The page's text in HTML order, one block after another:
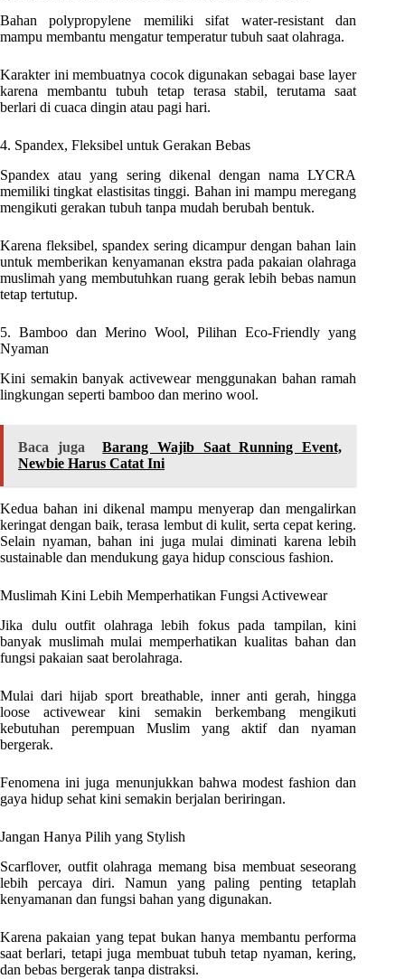
Bahan polypropylene memiliki sifat water-resistant dan
mampu membantu mengatur temperatur tubuh saat olahraga.
Karakter ini membuatnya cocok digunakan sebagai base layer
karena membantu tubuh tetap terasa stabil, terutama saat
berlari di cuaca dingin atau pagi hari.
4. Spandex, Fleksibel untuk Gerakan Bebas
Spandex atau yang sering dikenal dengan nama LYCRA
memiliki tingkat elastisitas tinggi. Bahan ini mampu meregang
mengikuti gerakan tubuh tanpa mudah berubah bentuk.
Karena fleksibel, spandex sering dicampur dengan bahan lain
untuk memberikan kenyamanan ekstra pada pakaian olahraga
muslimah yang membutuhkan ruang gerak lebih bebas namun
tetap tertutup.
5. Bamboo dan Merino Wool, Pilihan Eco-Friendly yang
Nyaman
Kini semakin banyak activewear menggunakan bahan ramah
lingkungan seperti bamboo dan merino wool.
Baca juga
Barang Wajib Saat Running Event,
Newbie Harus Catat Ini
Kedua bahan ini dikenal mampu menyerap dan mengalirkan
keringat dengan baik, terasa lembut di kulit, serta cepat kering.
Selain nyaman, bahan ini juga mulai diminati karena lebih
sustainable dan mendukung gaya hidup conscious fashion.
Muslimah Kini Lebih Memperhatikan Fungsi Activewear
Jika dulu outfit olahraga lebih fokus pada tampilan, kini
banyak muslimah mulai memperhatikan kualitas bahan dan
fungsi pakaian saat berolahraga.
Mulai dari hijab sport breathable, inner anti gerah, hingga
loose activewear kini semakin berkembang mengikuti
kebutuhan perempuan Muslim yang aktif dan nyaman
bergerak.
Fenomena ini juga menunjukkan bahwa modest fashion dan
gaya hidup sehat kini semakin berjalan beriringan.
Jangan Hanya Pilih yang Stylish
Scarflover, outfit olahraga memang bisa membuat seseorang
lebih percaya diri. Namun yang paling penting tetaplah
kenyamanan dan fungsi bahan yang digunakan.
Karena pakaian yang tepat bukan hanya membantu performa
saat berlari, tetapi juga membuat tubuh tetap nyaman, kering,
dan bebas bergerak tanpa distraksi.